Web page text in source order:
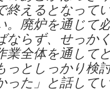
終えるとなって
。廃炉を通じて
ならず、せっか
業全体を通して
っとしっかり検
った」と話して